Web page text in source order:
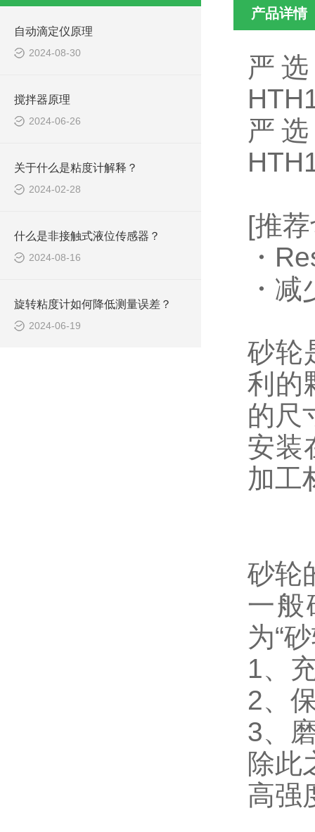
自动滴定仪原理
2024-08-30
搅拌器原理
2024-06-26
关于什么是粘度计解释？
2024-02-28
什么是非接触式液位传感器？
2024-08-16
旋转粘度计如何降低测量误差？
2024-06-19
产品详情
严
严
[推
・
・
砂轮
利的
的尺
安装
加工
砂轮
一般
为“
1、
2、
3、
除此
高强